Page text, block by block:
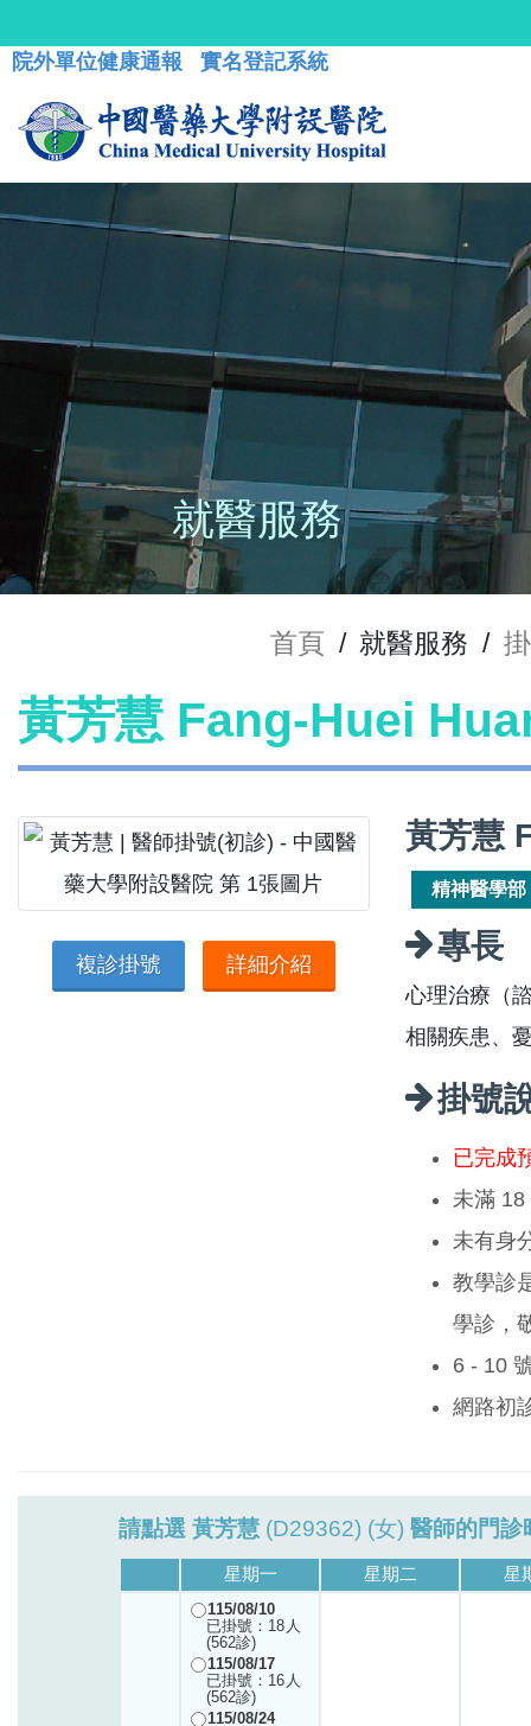
院外單位健康通報 實名登記系統
就醫服務
首頁 / 就醫服務 /
黃芳慧 Fang-Huei
複診掛號 詳細介紹
黃芳慧
精神醫學部
專長
心理治療（
相關疾患、
掛號
已完成
未滿 18
未有身
教學診
學診，
6 - 10
網路初